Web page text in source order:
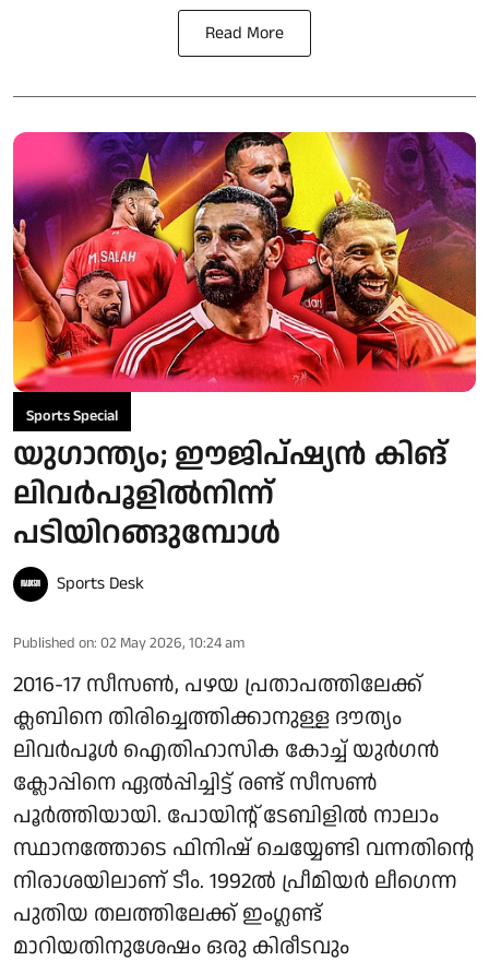
Read More
Sports Special
യു​ഗാന്ത്യം; ഈജിപ്ഷ്യൻ കിങ്
ലിവർപൂളിൽനിന്ന്
പടിയിറങ്ങുമ്പോൾ
Sports Desk
Published on: 02 May 2026, 10:24 am
2016-17 സീസൺ, പഴയ പ്രതാപത്തിലേക്ക്
ക്ലബിനെ തിരിച്ചെത്തിക്കാനുള്ള ദൗത്യം
ലിവർപൂൾ ഐതിഹാസിക കോച്ച് യുർ​ഗൻ
ക്ലോപ്പിനെ ഏല്‍പ്പിച്ചിട്ട് രണ്ട് സീസൺ
പൂർത്തിയായി. പോയിന്റ് ടേബിളിൽ നാലാം
സ്ഥാനത്തോടെ ഫിനിഷ് ചെയ്യേണ്ടി വന്നതിന്റെ
നിരാശയിലാണ് ടീം. 1992ൽ പ്രീമിയർ ലീ​ഗെന്ന
പുതിയ തലത്തിലേക്ക് ‌ഇം​ഗ്ലണ്ട്
മാറിയതിനുശേഷം ഒരു കിരീടവും